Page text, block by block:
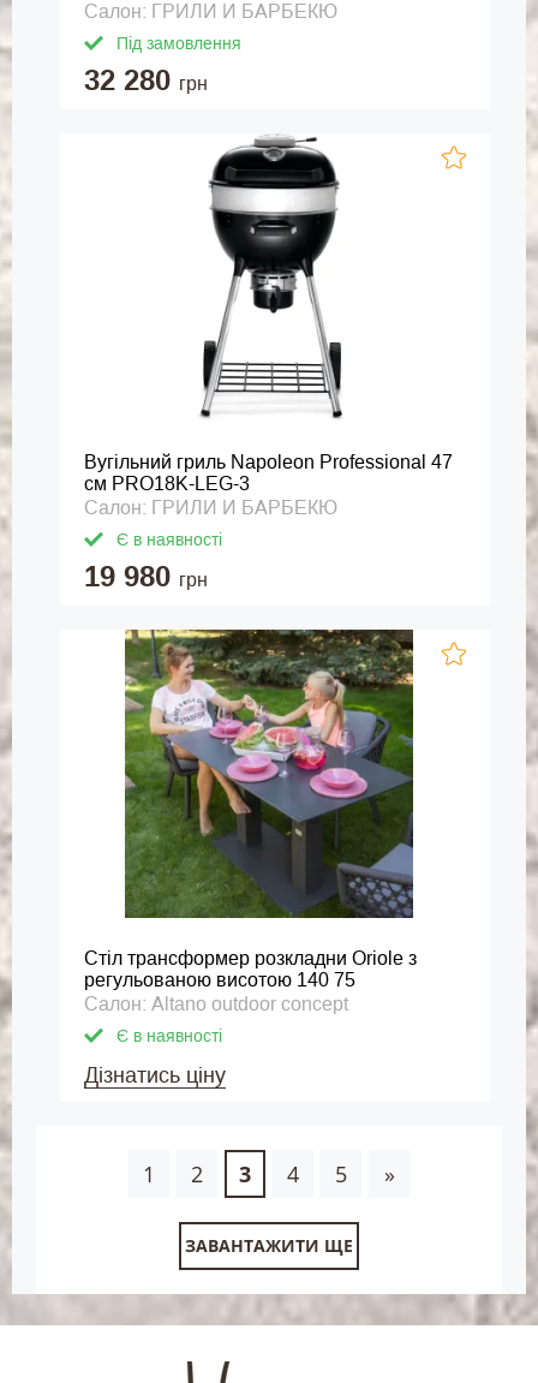
Салон: ГРИЛИ И БАРБЕКЮ
Під замовлення
32 280 грн
Вугільний гриль Napoleon Professional 47
см PRO18K-LEG-3
Салон: ГРИЛИ И БАРБЕКЮ
Є в наявності
19 980 грн
Стіл трансформер розкладни Oriole з
регульованою висотою 140 75
Салон: Altano outdoor concept
Є в наявності
Дізнатись ціну
1 2 3 4 5 »
ЗАВАНТАЖИТИ ЩЕ